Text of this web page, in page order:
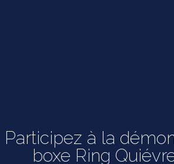
Participez à la
boxe Ring